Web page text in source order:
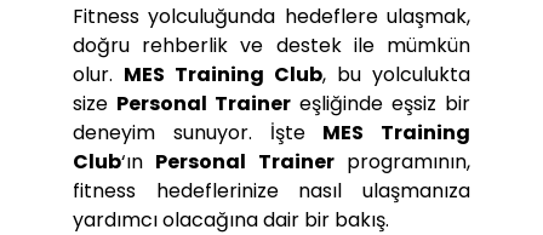
Fitness yolculuğunda hedeflere ulaşmak,
doğru rehberlik ve destek ile mümkün
olur. MES Training Club, bu yolculukta
size Personal Trainer eşliğinde eşsiz bir
deneyim sunuyor. İşte MES Training
Club‘ın Personal Trainerprogramının,
fitness hedeflerinize nasıl ulaşmanıza
yardımcı olacağına dair bir bakış.